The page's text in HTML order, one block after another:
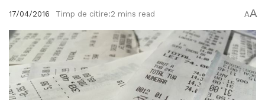
17/04/2016 Timp de citire:2 mins read AA